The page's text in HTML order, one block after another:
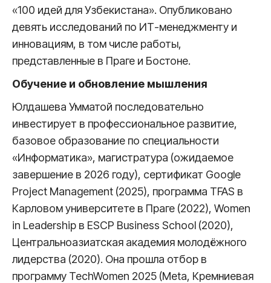
«100 идей для Узбекистана». Опубликовано
девять исследований по ИТ-менеджменту и
инновациям, в том числе работы,
представленные в Праге и Бостоне.
Обучение и обновление мышления
Юлдашева Умматой последовательно
инвестирует в профессиональное развитие,
базовое образование по специальности
«Информатика», магистратура (ожидаемое
завершение в 2026 году), сертификат Google
Project Management (2025), программа TFAS в
Карловом университете в Праге (2022), Women
in Leadership в ESCP Business School (2020),
Центральноазиатская академия молодёжного
лидерства (2020). Она прошла отбор в
программу TechWomen 2025 (Meta, Кремниевая